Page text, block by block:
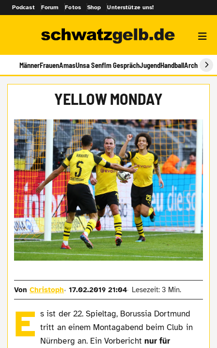
Podcast Forum Fotos Shop Unterstütze uns!
MännerFrauenAmasUnsa SenfIm GesprächJugendHandballArchiv
YELLOW MONDAY
VonChristoph 17.02.2019 21:04 Lesezeit: 3 Min.
E s ist der 22. Spieltag, Borussia Dortmund
tritt an einem Montagabend beim Club in
Nürnberg an. Ein Vorberichtnur für